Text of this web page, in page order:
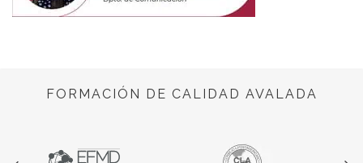
FORMACIÓN DE CALIDAD AVALADA